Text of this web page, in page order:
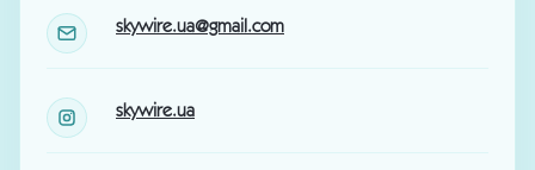
skywire.ua@gmail.com
skywire.ua